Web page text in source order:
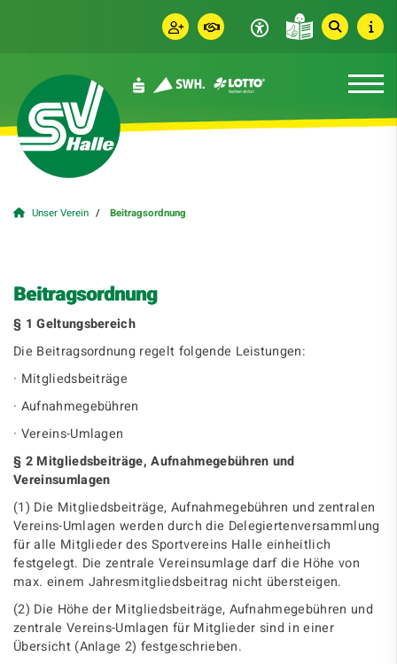
Unser Verein Beitragsordnung
Beitragsordnung
§ 1 Geltungsbereich
Die Beitragsordnung regelt folgende Leistungen:
· Mitgliedsbeiträge
· Aufnahmegebühren
· Vereins-Umlagen
§ 2 Mitgliedsbeiträge, Aufnahmegebühren und
Vereinsumlagen
(1) Die Mitgliedsbeiträge, Aufnahmegebühren und zentralen
Vereins-Umlagen werden durch die Delegiertenversammlung
für alle Mitglieder des Sportvereins Halle einheitlich
festgelegt. Die zentrale Vereinsumlage darf die Höhe von
max. einem Jahresmitgliedsbeitrag nicht übersteigen.
(2) Die Höhe der Mitgliedsbeiträge, Aufnahmegebühren und
zentrale Vereins-Umlagen für Mitglieder sind in einer
Übersicht (Anlage 2) festgeschrieben.